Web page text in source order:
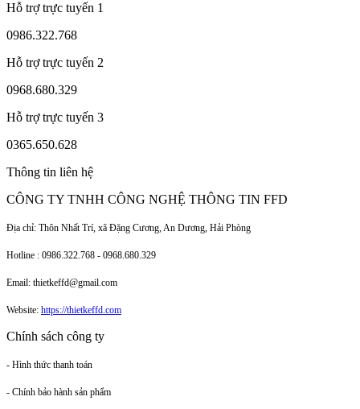
Hỗ trợ trực tuyến 1
0986.322.768
Hỗ trợ trực tuyến 2
0968.680.329
Hỗ trợ trực tuyến 3
0365.650.628
Thông tin liên hệ
CÔNG TY TNHH CÔNG NGHỆ THÔNG TIN FFD
Địa chỉ: Thôn Nhất Trí, xã Đặng Cương, An Dương, Hải Phòng
Hotline : 0986.322.768 - 0968.680.329
Email: thietkeffd@gmail.com
Website: https://thietkeffd.com
Chính sách công ty
- Hình thức thanh toán
- Chính bảo hành sản phẩm